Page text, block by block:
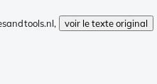
voir le texte original